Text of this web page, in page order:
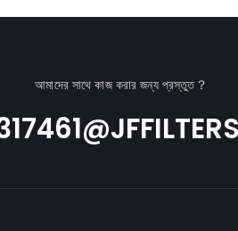
আমাদের সাথে কাজ করার জন্য প্রস্তুত？